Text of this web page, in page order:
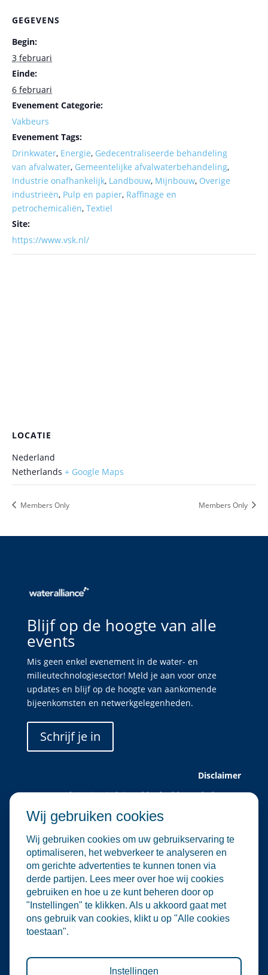
GEGEVENS
Begin:
3 februari
Einde:
6 februari
Evenement Categorie:
Vakbeurs
Evenement Tags:
Drinkwater, Energie, Gedecentraliseerde behandeling
van afvalwater, Gemeentelijke afvalwaterbehandeling,
Industrie onafhankelijk, Landbouw, Mijnbouw, Overige
industrieën, Pulp en papier, Raffinage en
petrochemicaliën, Textiel
Site:
https://www.vsk.nl/
LOCATIE
Nederland
Netherlands + Google Maps
Members Only Members Only
Blijf op de hoogte van alle
events
Mis geen enkel evenement in de water- en
milieutechnologiesector! Meld je aan voor onze
updates en blijf op de hoogte van aankomende
bijeenkomsten en netwerkgelegenheden.
Schrijf je in
Disclaimer
Deze website is uitsluitend bedoeld voor leden van
Water Alliance biedt dit platform aan om relevante
evenementen in de water- en
milieutechnologiesector te verzamelen en onder de
aandacht te brengen. Hoewel wij zorgvuldig omgaan
met de selectie en plaatsing van evenementen, zijn
wij niet verantwoordelijk voor de organisatie of
inhoud van externe evenementen.
De informatie op deze website is informatief van
aard. Er kunnen geen rechten worden ontleend aan
de inhoud van deze site, noch aan deelname aan de
geen enkele aansprakelijkheid voor directe of
indirecte schade die voortvloeit uit het gebruik van
Wij gebruiken cookies
Wij gebruiken cookies om uw gebruikservaring te
optimaliseren, het webverkeer te analyseren en
om gerichte advertenties te kunnen tonen via
derde partijen. Lees meer over hoe wij cookies
gebruiken en hoe u ze kunt beheren door op
"Instellingen" te klikken. Als u akkoord gaat met
ons gebruik van cookies, klikt u op "Alle cookies
toestaan".
Instellingen